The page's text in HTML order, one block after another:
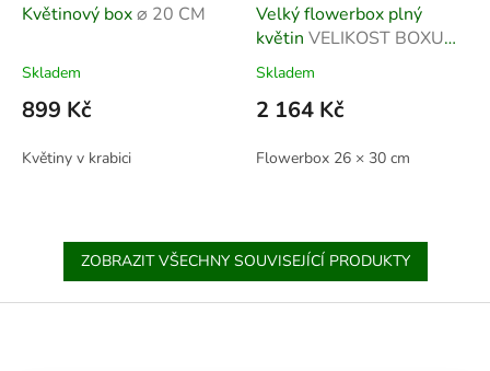
Květinový box⌀ 20 CM
Skladem
899 Kč
Květiny v krabici
Velký flowerbox plný
květin VELIKOST BOXU
26 × 30 cm
Skladem
2 164 Kč
Flowerbox 26 × 30 cm
ZOBRAZIT VŠECHNY SOUVISEJÍCÍ PRODUKTY
Z